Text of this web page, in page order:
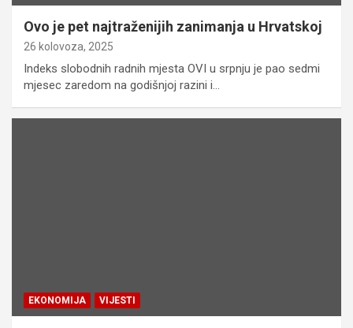
Ovo je pet najtraženijih zanimanja u Hrvatskoj
26 kolovoza, 2025
Indeks slobodnih radnih mjesta OVI u srpnju je pao sedmi
mjesec zaredom na godišnjoj razini i…
EKONOMIJA VIJESTI